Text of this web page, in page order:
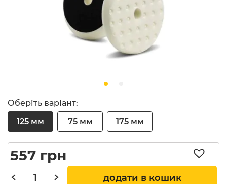
Оберіть варіант:
125 мм
75 мм 175 мм
557 грн
додати в кошик